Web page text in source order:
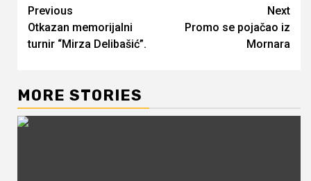
Continue
Reading
Previous
Otkazan memorijalni
turnir “Mirza Delibašić”.
Next
Promo se pojačao iz
Mornara
MORE STORIES